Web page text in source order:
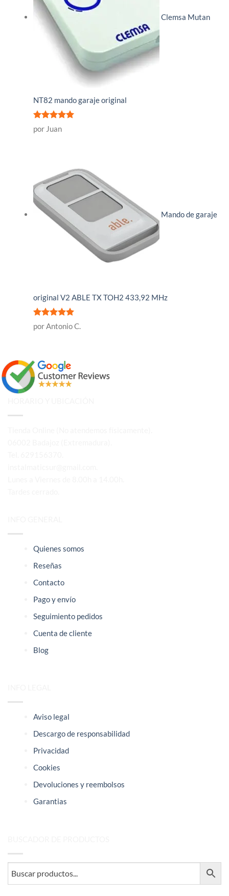
Clemsa Mutan
NT82 mando garaje original
Valorado
con
por Juan
Mando de garaje
original V2 ABLE TX TOH2 433,92 MHz
Valorado
con
por Antonio C.
Quienes somos
Reseñas
Contacto
Pago y envío
Seguimiento pedidos
Cuenta de cliente
Blog
Aviso legal
Descargo de responsabilidad
Privacidad
Cookies
Devoluciones y reembolsos
Garantias